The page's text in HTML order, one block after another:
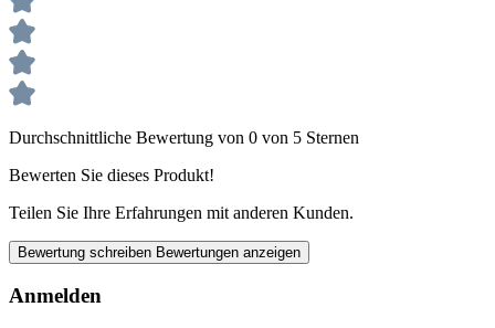
Durchschnittliche Bewertung von 0 von 5 Sternen
Bewerten Sie dieses Produkt!
Teilen Sie Ihre Erfahrungen mit anderen Kunden.
Bewertung schreiben Bewertungen anzeigen
Anmelden